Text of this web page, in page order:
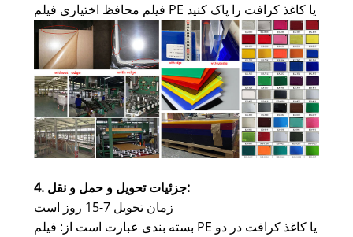
فیلم محافظ اختیاری فیلم PE یا کاغذ کرافت را پاک کنید
4. جزئیات تحویل و حمل و نقل:
زمان تحویل 7-15 روز است
بسته بندی عبارت است از: فیلم PE یا کاغذ کرافت در دو